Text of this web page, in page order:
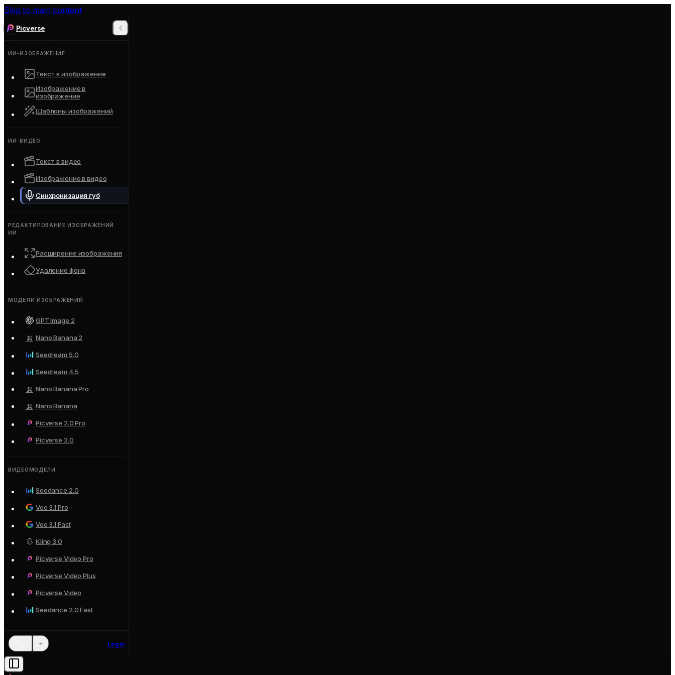
Skip to main content
Picverse
ИИ-ИЗОБРАЖЕНИЕ
Текст в изображение
Изображение в
изображение
Шаблоны изображений
ИИ-ВИДЕО
Текст в видео
Изображение в видео
Синхронизация губ
РЕДАКТИРОВАНИЕ ИЗОБРАЖЕНИЙ
ИИ
Расширение изображения
Удаление фона
МОДЕЛИ ИЗОБРАЖЕНИЙ
GPT Image 2
🍌 Nano Banana 2
Seedream 5.0
Seedream 4.5
🍌 Nano Banana Pro
🍌 Nano Banana
Picverse 2.0 Pro
Picverse 2.0
ВИДЕОМОДЕЛИ
Seedance 2.0
Veo 3.1 Pro
Veo 3.1 Fast
Kling 3.0
Picverse Video Pro
Picverse Video Plus
Picverse Video
Seedance 2.0 Fast
+ Login